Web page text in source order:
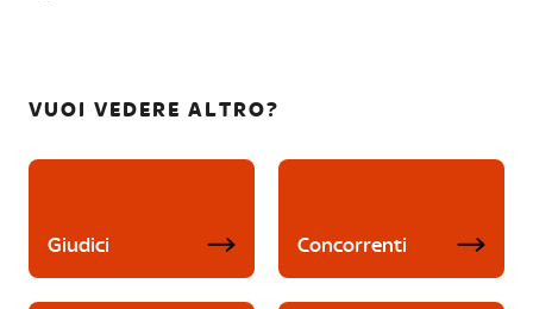
VUOI VEDERE ALTRO?
Giudici Concorrenti